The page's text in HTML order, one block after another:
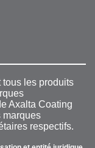
tous les produits
Axalta Coating
marques
respectifs.